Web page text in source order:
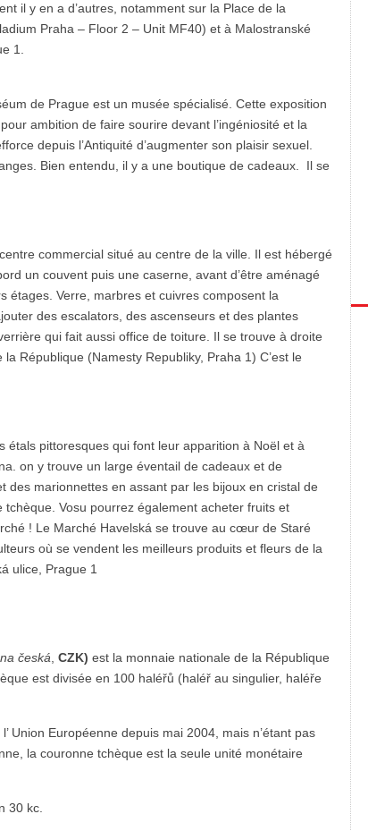
il y en a d’autres, notamment sur la Place de la
Praha – Floor 2 – Unit MF40) et à Malostranské
1.
de Prague est un musée spécialisé. Cette exposition
ambition de faire sourire devant l’ingéniosité et la
depuis l’Antiquité d’augmenter son plaisir sexuel.
Bien entendu, il y a une boutique de cadeaux. Il se
commercial situé au centre de la ville. Il est hébergé
un couvent puis une caserne, avant d’être aménagé
étages. Verre, marbres et cuivres composent la
des escalators, des ascenseurs et des plantes
qui fait aussi office de toiture. Il se trouve à droite
République (Namesty Republiky, Praha 1) C’est le
étals pittoresques qui font leur apparition à Noël et à
on y trouve un large éventail de cadeaux et de
des marionnettes en assant par les bijoux en cristal de
Vosu pourrez également acheter fruits et
! Le Marché Havelská se trouve au cœur de Staré
où se vendent les meilleurs produits et fleurs de la
ulice, Prague 1
česká CZK) est la monnaie nationale de la République
est divisée en 100 haléřů (haléř au singulier, haléře
Union Européenne depuis mai 2004, mais n’étant pas
la couronne tchèque est la seule unité monétaire
30 kc.